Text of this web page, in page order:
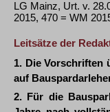
LG Mainz, Urt. v.
2015, 470 = WM
Leitsätze der
1. Die Vorschriften
auf
2. Für die